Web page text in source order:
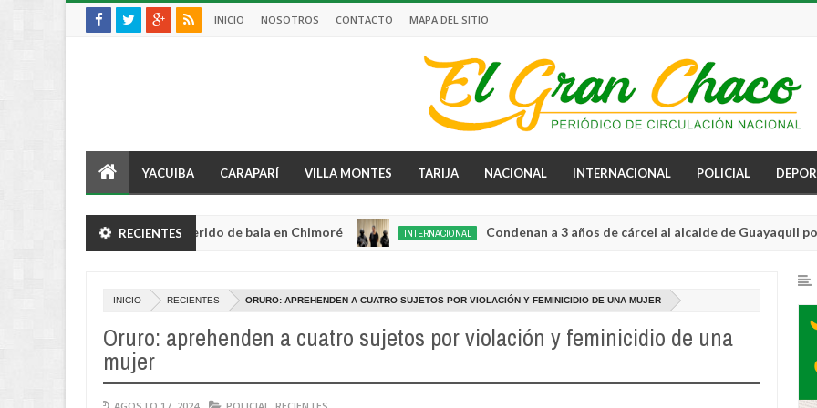
INICIO NOSOTROS CONTACTO MAPA DEL SITIO
YACUIBA CARAPARÍ VILLA MONTES TARIJA NACIONAL INTERNACIONAL POLICIAL
RECIENTES
robo y queda herido de bala en Chimoré INTERNACIONAL Condenan a 3 años de cárcel al alcalde de Guayaquil por no
INICIO RECIENTES ORURO: APREHENDEN A CUATRO SUJETOS POR VIOLACIÓN Y FEMINICIDIO DE UNA MUJER
Oruro: aprehenden a cuatro sujetos por violación y feminicidio de una
mujer